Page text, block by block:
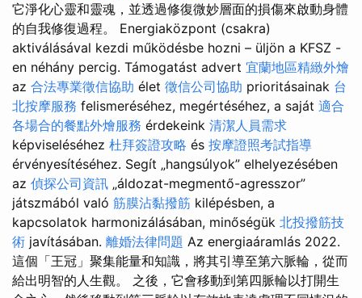
它淨化心靈和靈魂，並透過修復微妙層面的損傷來啟動身體
的自我修復過程。 Energiaközpont (csakra)
aktiválásával kezdi működésbe hozni – üljön a KFSZ -
en néhány percig. Támogatást advert 宜蘭地區精緻外燴
az 合法專業徵信協助 élet 徵信公司協助 prioritásainak 台
北按摩服務 felismeréséhez, megértéséhez, a saját 適合
各場合的餐點外燴服務 érdekeink 清潔人員需求
képviseléséhez 杜拜簽證攻略 és 按摩證照考試指導
érvényesítéséhez. Segít „hangsúlyok” elhelyezésében
az 偵探公司資訊 „áldozat-megmentő-agresszor”
játszmából való 筋膜沾黏撥筋 kilépésben, a
kapcsolatok harmonizálásában, minőségük 北投撥筋技
術 javításában. 離婚法律問題 Az energiaáramlás 2022.
這個「王冠」聚集能量和知識，將其引導至第六脈輪，從而
給出明智的人生觀。 之後，它會移動到第四脈輪以打開生